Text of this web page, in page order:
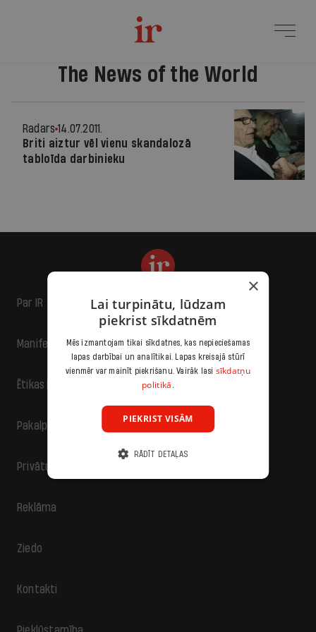
The News of the World
Radars 14.07.2011.
Briti aiztur vēl vienu skandalozā
tabloīda darbinieku
Par IR
Manifests
Ētikas kodekss
Pakalpojumu sniegšanas noteikumi
Privātuma politika
Reklāma
Ziedo
Kontakti
×
Lai turpinātu, lūdzam
piekrist sīkdatnēm
Mēs izmantojam tikai sīkdatnes, kas nepieciešamas
lapas darbībai un analītikai. Lapas kreisajā stūrī
vienmēr var mainīt piekrišanu. Vairāk lasi sīkdatņu
politikā.
PIEKRIST VISĀM
RĀDĪT DETAĻAS